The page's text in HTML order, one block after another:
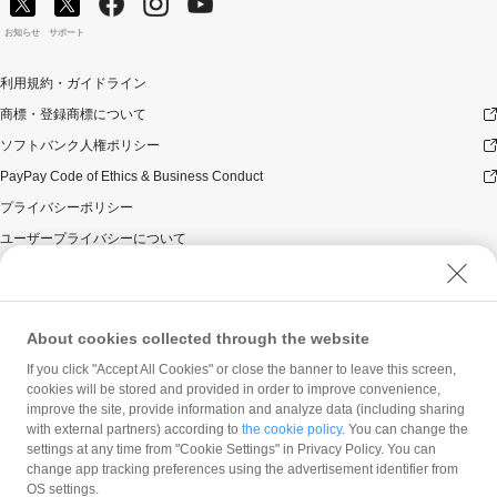
お知らせ サポート
利用規約・ガイドライン
商標・登録商標について
ソフトバンク人権ポリシー
PayPay Code of Ethics & Business Conduct
プライバシーポリシー
ユーザープライバシーについて
ウェブサイト利用規約
反社会的勢力に対する方針
勧誘方針
マネロン等基本方針
カスタマーハラスメントに関する当社の考え方
About cookies collected through the website
If you click "Accept All Cookies" or close the banner to leave this screen,
cookies will be stored and provided in order to improve convenience,
improve the site, provide information and analyze data (including sharing
with external partners) according to the cookie policy. You can change the
settings at any time from "Cookie Settings" in Privacy Policy. You can
change app tracking preferences using the advertisement identifier from
OS settings.